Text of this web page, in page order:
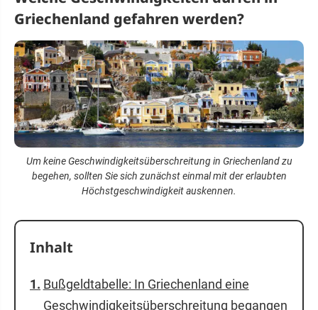
Griechenland gefahren werden?
Um keine Geschwindigkeitsüberschreitung in Griechenland zu
begehen, sollten Sie sich zunächst einmal mit der erlaubten
Höchstgeschwindigkeit auskennen.
Inhalt
Bußgeldtabelle: In Griechenland eine
Geschwindigkeits­überschreitung begangen